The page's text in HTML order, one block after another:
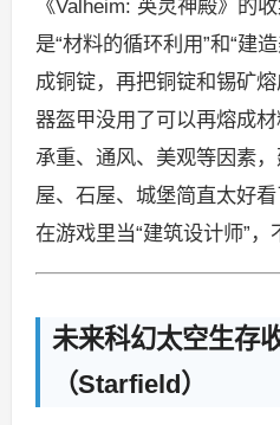
《Valheim: 英灵神殿》的
是“材料的循环利用”和“建
成铜锭，再把铜锭和锡矿
器盔甲没用了可以再熔成
承重、通风、美观等因素
屋、石屋、城堡简直太好
在游戏里当“建筑设计师”，
未来科幻太空生存
（Starfield）